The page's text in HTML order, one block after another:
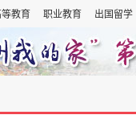
等教育 职业教育 出国留学